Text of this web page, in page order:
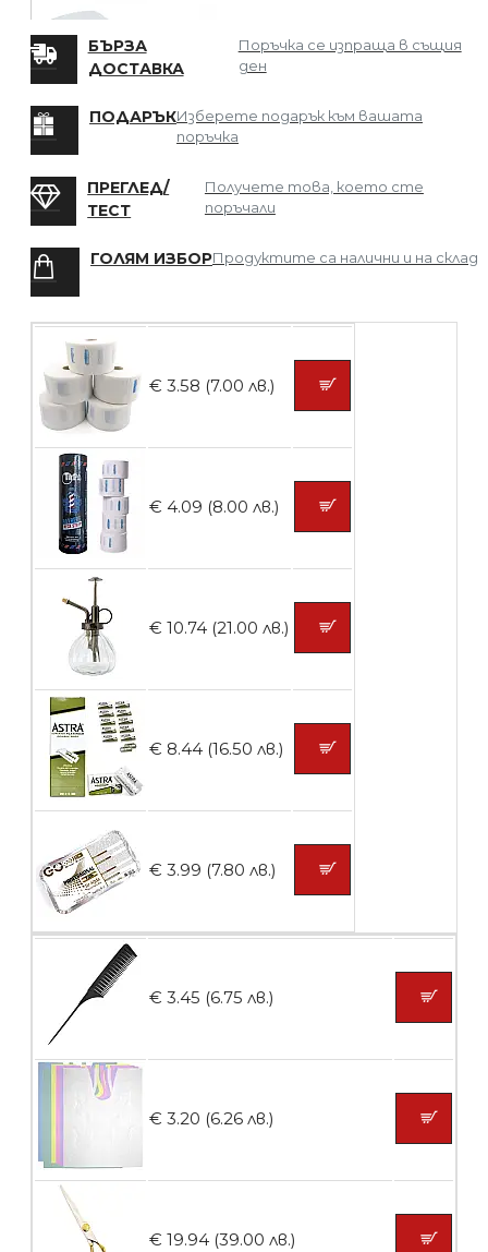
Четка за боядисване
броя
Контейнери за сваляне на гел лак 5
броя
Ваничка за маникюр BMSPA1C
БЕЗПЛАТНО
БЪРЗА
ДОСТАВКА
Поръчка се изпраща в същия
ден
ПОДАРЪКИзберете подарък към вашата
поръчка
ПРЕГЛЕД/
ТЕСТ
Получете това, което сте
поръчали
ГОЛЯМ ИЗБОРПродуктите са налични и на склад
€ 3.58 (7.00 лв.)
€ 4.09 (8.00 лв.)
€ 10.74 (21.00 лв.)
€ 8.44 (16.50 лв.)
€ 3.99 (7.80 лв.)
€ 3.45 (6.75 лв.)
€ 3.20 (6.26 лв.)
€ 19.94 (39.00 лв.)